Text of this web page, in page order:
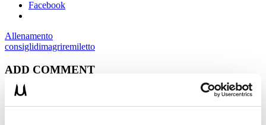
Facebook
Allenamento
consiglidimagriremiletto
ADD COMMENT
Commento